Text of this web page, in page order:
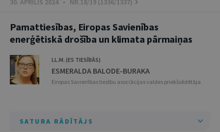
30. APRĪLIS 2024 • NR.18/19 (1336/1337)
Pamattiesības, Eiropas Savienības
enerģētiskā drošība un klimata pārmaiņas
LL.M. (ES TIESĪBĀS)
ESMERALDA BALODE-BURAKA
Eiropas Savienības tiesību asociācijas valdes priekšsēdētāja
SATURA RĀDĪTĀJS